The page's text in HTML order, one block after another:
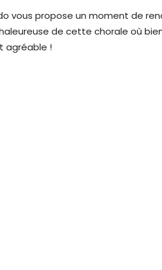
vous propose un moment de
de cette chorale où
agréable !